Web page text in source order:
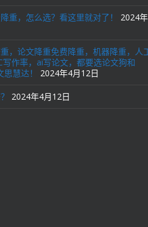
重，怎么选？看这里就对了！
2024
，论文降重免费降重，机器降重，人
写作率，ai写论文，都要选论文狗和
慧达！
2024年4月12日
2024年4月12日